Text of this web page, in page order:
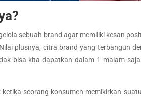
sebuah brand agar memiliki kesan
plusnya, citra brand yang terbangun
bisa kita dapatkan dalam 1 malam
seorang konsumen memikirkan